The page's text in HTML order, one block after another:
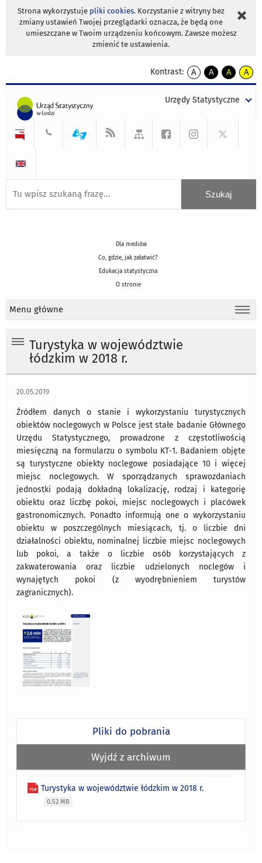
Strona wykorzystuje pliki cookies. Korzystanie z witryny bez
zmiany ustawień Twojej przeglądarki oznacza, że będą one
umieszczane w Twoim urządzeniu końcowym. Zawsze możesz
zmienić te ustawienia.
Kontrast:
A
kontrast
A
kontrast
tekst
czarnym
A
kontrast
tekst
czarnym
A
tekst
żółtym
Urzędy Statystyczne
Dla mediów
Co, gdzie, jak załatwić?
Edukacja statystyczna
O stronie
Menu główne
Turystyka w województwie
łódzkim w 2018 r.
20.05.2019
Źródłem danych o stanie i wykorzystaniu turystycznych
obiektów noclegowych w Polsce jest stałe badanie Głównego
Urzędu Statystycznego, prowadzone z częstotliwością
miesięczną na formularzu o symbolu KT‐1. Badaniem objęte
są turystyczne obiekty noclegowe posiadające 10 i więcej
miejsc noclegowych. W sporządzanych sprawozdaniach
jednostki podają dokładną lokalizację, rodzaj i kategorię
obiektu oraz liczbę pokoi, miejsc noclegowych i placówek
gastronomicznych. Ponadto informują one o wykorzystaniu
obiektu w poszczególnych miesiącach, tj. o liczbie dni
działalności obiektu, nominalnej liczbie miejsc noclegowych
lub pokoi, a także o liczbie osób korzystających z
zakwaterowania oraz liczbie udzielonych noclegów i
wynajętych pokoi (z wyodrębnieniem turystów
zagranicznych).
Pliki do pobrania
Wyjdź z archiwum
Turystyka w województwie łódzkim w 2018 r.
0.52 MB